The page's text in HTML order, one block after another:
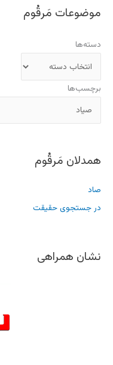
موضوعات مَرقُوم
دسته‌ها
برچسب‌ها
همدلان مَرقُوم
صاد
در جستجوی حقیقت
نشان همراهی